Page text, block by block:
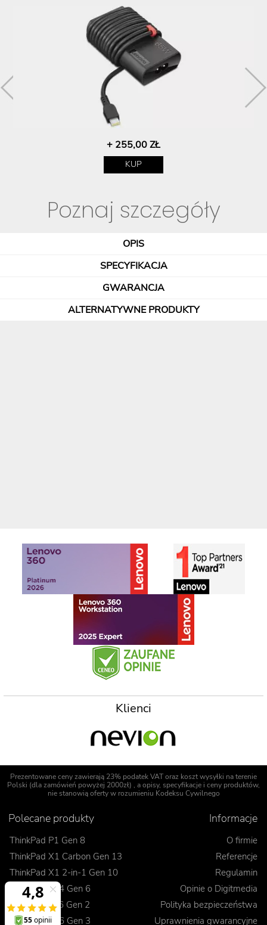
+ 255,00 ZŁ
KUP
Poznaj szczegóły
OPIS
SPECYFIKACJA
GWARANCJA
ALTERNATYWNE PRODUKTY
Klienci
Prezentowane ceny zawierają 23% podatek VAT oraz koszt wysyłki na terenie
Polski (dla zamówień powyżej 2000zł) , a opisy, specyfikacje i ceny produktów,
nie stanowią oferty w rozumieniu Kodeksu Cywilnego
Polecane produkty
ThinkPad P1 Gen 8
ThinkPad X1 Carbon Gen 13
ThinkPad X1 2-in-1 Gen 10
ThinkPad T14 Gen 6
ThinkPad L16 Gen 2
ThinkPad E16 Gen 3
Informacje
O firmie
Referencje
Regulamin
Opinie o Digitmedia
Polityka bezpieczeństwa
Uprawnienia gwarancyjne